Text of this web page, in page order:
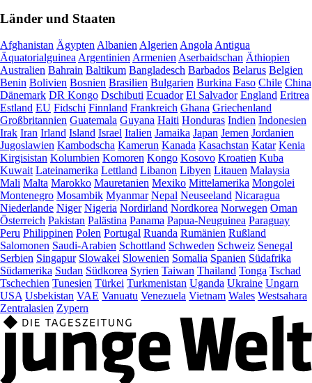
Länder und Staaten
Afghanistan Ägypten Albanien Algerien Angola Antigua
Äquatorialguinea Argentinien Armenien Aserbaidschan Äthiopien
Australien Bahrain Baltikum Bangladesch Barbados Belarus Belgien
Benin Bolivien Bosnien Brasilien Bulgarien Burkina Faso Chile China
Dänemark DR Kongo Dschibuti Ecuador El Salvador England Eritrea
Estland EU Fidschi Finnland Frankreich Ghana Griechenland
Großbritannien Guatemala Guyana Haiti Honduras Indien Indonesien
Irak Iran Irland Island Israel Italien Jamaika Japan Jemen Jordanien
Jugoslawien Kambodscha Kamerun Kanada Kasachstan Katar Kenia
Kirgisistan Kolumbien Komoren Kongo Kosovo Kroatien Kuba
Kuwait Lateinamerika Lettland Libanon Libyen Litauen Malaysia
Mali Malta Marokko Mauretanien Mexiko Mittelamerika Mongolei
Montenegro Mosambik Myanmar Nepal Neuseeland Nicaragua
Niederlande Niger Nigeria Nordirland Nordkorea Norwegen Oman
Österreich Pakistan Palästina Panama Papua-Neuguinea Paraguay
Peru Philippinen Polen Portugal Ruanda Rumänien Rußland
Salomonen Saudi-Arabien Schottland Schweden Schweiz Senegal
Serbien Singapur Slowakei Slowenien Somalia Spanien Südafrika
Südamerika Sudan Südkorea Syrien Taiwan Thailand Tonga Tschad
Tschechien Tunesien Türkei Turkmenistan Uganda Ukraine Ungarn
USA Usbekistan VAE Vanuatu Venezuela Vietnam Wales Westsahara
Zentralasien Zypern